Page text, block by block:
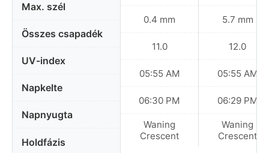
Max. szél
Összes csapadék
UV-index
Napkelte
Napnyugta
Holdfázis
0.4 mm
11.0
05:55 AM
06:30 PM
Waning
Crescent
5.7 mm
12.0
05:55 AM
06:29 PM
Waning
Crescent